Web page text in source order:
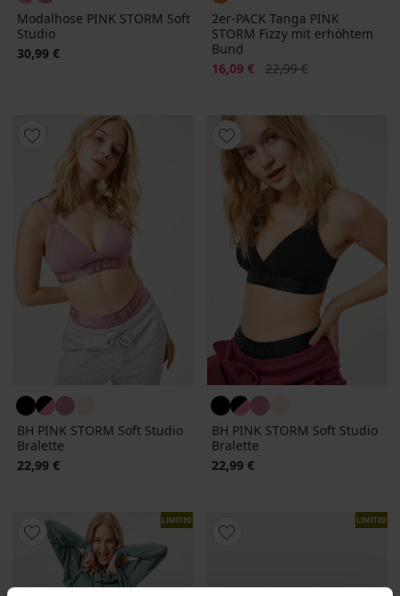
Modalhose PINK STORM Soft
Studio
30,99 €
2er-PACK Tanga PINK
STORM Fizzy mit erhöhtem
Bund
Rabatt
16,09 € Alter Preis
22,99 €
BH PINK STORM Soft Studio
Bralette
22,99 €
BH PINK STORM Soft Studio
Bralette
22,99 €
LIMITED LIMITED